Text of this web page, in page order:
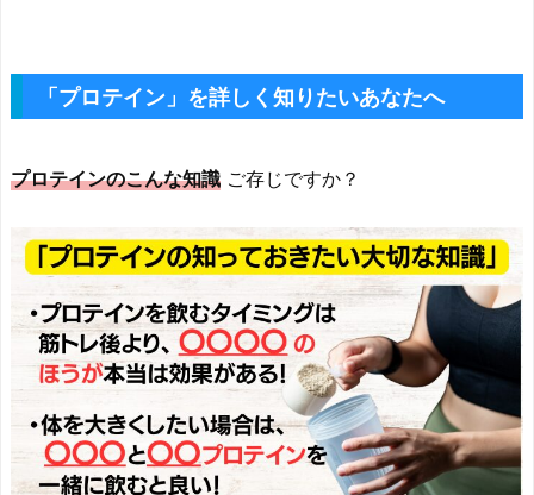
「プロテイン」を詳しく知りたいあなたへ
プロテインのこんな知識 ご存じですか？